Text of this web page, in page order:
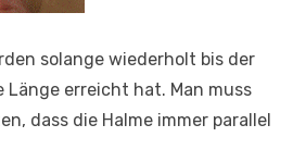
solange wiederholt bis der
erreicht hat. Man muss
dass die Halme immer parallel